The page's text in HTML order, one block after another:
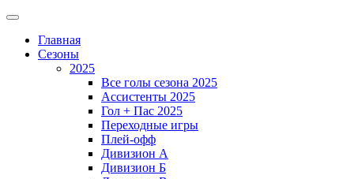
Главная
Сезоны
2025
Все голы сезона 2025
Ассистенты 2025
Гол + Пас 2025
Переходные игры
Плей-офф
Дивизион A
Дивизион Б